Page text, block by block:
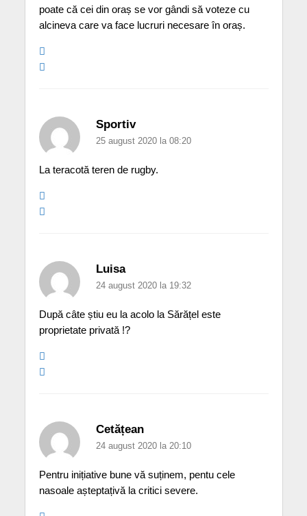
poate că cei din oraș se vor gândi să voteze cu
alcineva care va face lucruri necesare în oraș.
Sportiv
25 august 2020 la 08:20
La teracotă teren de rugby.
Luisa
24 august 2020 la 19:32
După câte știu eu la acolo la Sărățel este
proprietate privată !?
Cetățean
24 august 2020 la 20:10
Pentru inițiative bune vă suținem, pentu cele
nasoale așteptațivă la critici severe.